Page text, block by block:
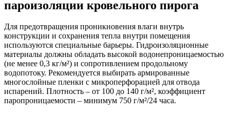
пароизоляции кровельного пирога
Для предотвращения проникновения влаги внутрь
конструкции и сохранения тепла внутри помещения
используются специальные барьеры. Гидроизоляционные
материалы должны обладать высокой водонепроницаемостью
(не менее 0,3 кг/м²) и сопротивлением продольному
водопотоку. Рекомендуется выбирать армированные
многослойные пленки с микроперфорацией для отвода
испарений. Плотность – от 100 до 140 г/м², коэффициент
паропроницаемости – минимум 750 г/м²/24 часа.